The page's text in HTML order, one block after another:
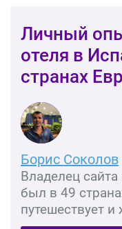
Личный
отеля в
странах
Борис Соколов
Владелец сайта
был в 49
путешествует